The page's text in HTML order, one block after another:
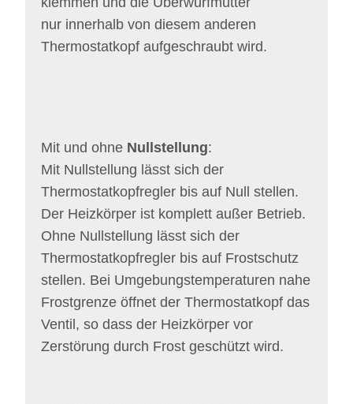
nur innerhalb von diesem anderen
Thermostatkopf aufgeschraubt wird.
Mit und ohne Nullstellung:
Mit Nullstellung lässt sich der
Thermostatkopfregler bis auf Null stellen.
Der Heizkörper ist komplett außer Betrieb.
Ohne Nullstellung lässt sich der
Thermostatkopfregler bis auf Frostschutz
stellen. Bei Umgebungstemperaturen nahe
Frostgrenze öffnet der Thermostatkopf das
Ventil, so dass der Heizkörper vor
Zerstörung durch Frost geschützt wird.